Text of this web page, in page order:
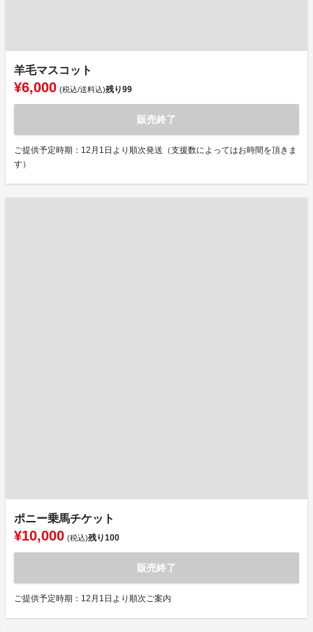
羊毛マスコット
¥6,000 (税込/送料込)残り99
販売終了
ご提供予定時期：12月1日より順次発送（支援数によってはお時間を頂きま
す）
ポニー乗馬チケット
¥10,000 (税込)残り100
販売終了
ご提供予定時期：12月1日より順次ご案内